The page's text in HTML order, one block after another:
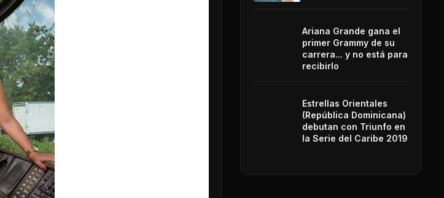
Ariana Grande gana el
primer Grammy de su
carrera... y no está para
recibirlo
Estrellas Orientales
(República Dominicana)
debutan con Triunfo en
la Serie del Caribe 2019